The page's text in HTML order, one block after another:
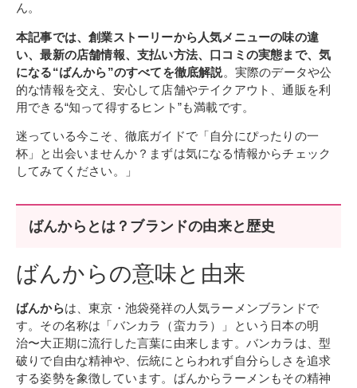
ん。
本記事では、創業ストーリーから人気メニューの味の違
い、最新の店舗情報、支払い方法、口コミの実態まで、気
になる“ばんから”のすべてを徹底解説。実際のデータや公
的な情報を交え、安心して店舗やテイクアウト、通販を利
用できる“知って得するヒント”も満載です。
迷っている今こそ、徹底ガイドで「自分にぴったりの一
杯」と出会いませんか？まずは気になる情報からチェック
してみてください。」
ばんからとは？ブランドの由来と歴史
ばんからの意味と由来
ばんからは、東京・池袋発祥の人気ラーメンブランドで
す。その名称は「バンカラ（蛮カラ）」という日本の明
治〜大正期に流行した言葉に由来します。バンカラは、型
破りで自由な精神や、伝統にとらわれず自分らしさを追求
する姿勢を象徴しています。ばんからラーメンもその精神